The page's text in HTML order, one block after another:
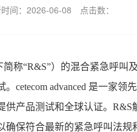
间：2026-06-08 点击数：
称“R&S”）的混合紧急呼叫
。 cetecom advanced 是一家领
产品测试和全球认证。 R&S
确保符合最新的紧急呼叫法规